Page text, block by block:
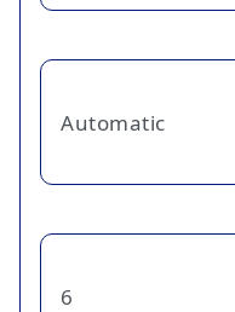
Automatic
6